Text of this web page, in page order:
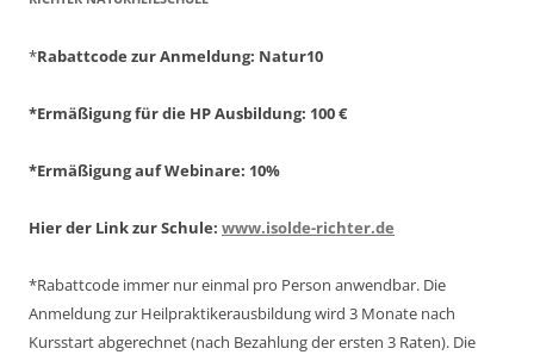
*Rabattcode zur Anmeldung: Natur10
*Ermäßigung für die HP Ausbildung: 100 €
*Ermäßigung auf Webinare: 10%
Hier der Link zur Schule: www.isolde-richter.de
*Rabattcode immer nur einmal pro Person anwendbar. Die
Anmeldung zur Heilpraktikerausbildung wird 3 Monate nach
Kursstart abgerechnet(nach Bezahlung der ersten 3 Raten). Die